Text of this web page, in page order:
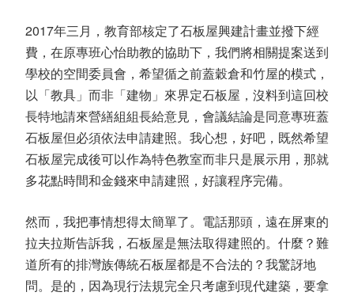
2017年三月，教育部核定了石板屋興建計畫並撥下經
費，在原專班心怡助教的協助下，我們將相關提案送到
學校的空間委員會，希望循之前蓋穀倉和竹屋的模式，
以「教具」而非「建物」來界定石板屋，沒料到這回校
長特地請來營繕組組長給意見，會議結論是同意專班蓋
石板屋但必須依法申請建照。我心想，好吧，既然希望
石板屋完成後可以作為特色教室而非只是展示用，那就
多花點時間和金錢來申請建照，好讓程序完備。
然而，我把事情想得太簡單了。電話那頭，遠在屏東的
拉夫拉斯告訴我，石板屋是無法取得建照的。什麼？難
道所有的排灣族傳統石板屋都是不合法的？我驚訝地
問。是的，因為現行法規完全只考慮到現代建築，要拿